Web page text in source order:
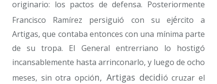
originario: los pactos de defensa. Posteriormente
Francisco Ramírez persiguió con su ejército a
Artigas, que contaba entonces con una mínima parte
de su tropa. El General entrerriano lo hostigó
incansablemente hasta arrinconarlo, y luego de ocho
meses, sin otra opción, Artigas decidió cruzar el